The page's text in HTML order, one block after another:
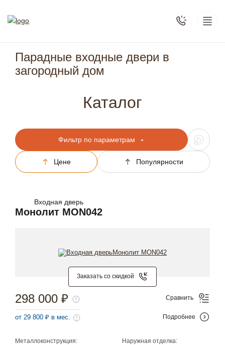
Парадные входные двери в
загородный дом
Каталог
Фильтр по параметрам
Цене Популярности
Входная дверь
Монолит MON042
Заказать со скидкой
Металлоконструкция:
Наружная отделка:
298 000 ₽
от 29 800 ₽ в мес.
Сравнить
Подробнее